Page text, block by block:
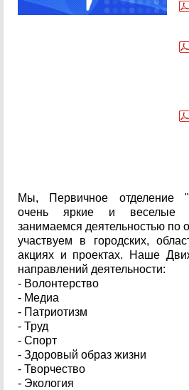
Мы, Первичное отделение
очень яркие и веселые
занимаемся деятельностью по
участвуем в городских,
акциях и проектах. Наше
направлений деятельности:
- Волонтерство
- Медиа
- Патриотизм
- Труд
- Спорт
- Здоровый образ жизни
- Творчество
- Экология